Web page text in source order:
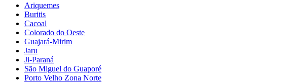
Ariquemes
Buritis
Cacoal
Colorado do Oeste
Guajará-Mirim
Jaru
Ji-Paraná
São Miguel do Guaporé
Porto Velho Zona Norte